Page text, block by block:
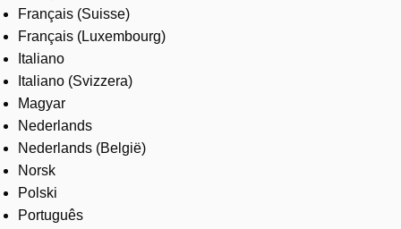
Français (Suisse)
Français (Luxembourg)
Italiano
Italiano (Svizzera)
Magyar
Nederlands
Nederlands (België)
Norsk
Polski
Português